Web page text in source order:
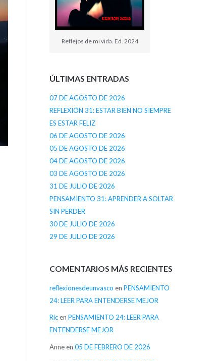
Reflejos de mi vida. Ed. 2024
ÚLTIMAS ENTRADAS
07 DE AGOSTO DE 2026
REFLEXIÓN 31: ESTAR BIEN NO SIEMPRE
ES ESTAR FELIZ
06 DE AGOSTO DE 2026
05 DE AGOSTO DE 2026
04 DE AGOSTO DE 2026
03 DE AGOSTO DE 2026
31 DE JULIO DE 2026
PENSAMIENTO 31: APRENDER A SOLTAR
SIN PERDER
30 DE JULIO DE 2026
29 DE JULIO DE 2026
COMENTARIOS MÁS RECIENTES
reflexionesdeunvasco en PENSAMIENTO
24: LEER PARA ENTENDERSE MEJOR
Ricen PENSAMIENTO 24: LEER PARA
ENTENDERSE MEJOR
Anneen 05 DE FEBRERO DE 2026